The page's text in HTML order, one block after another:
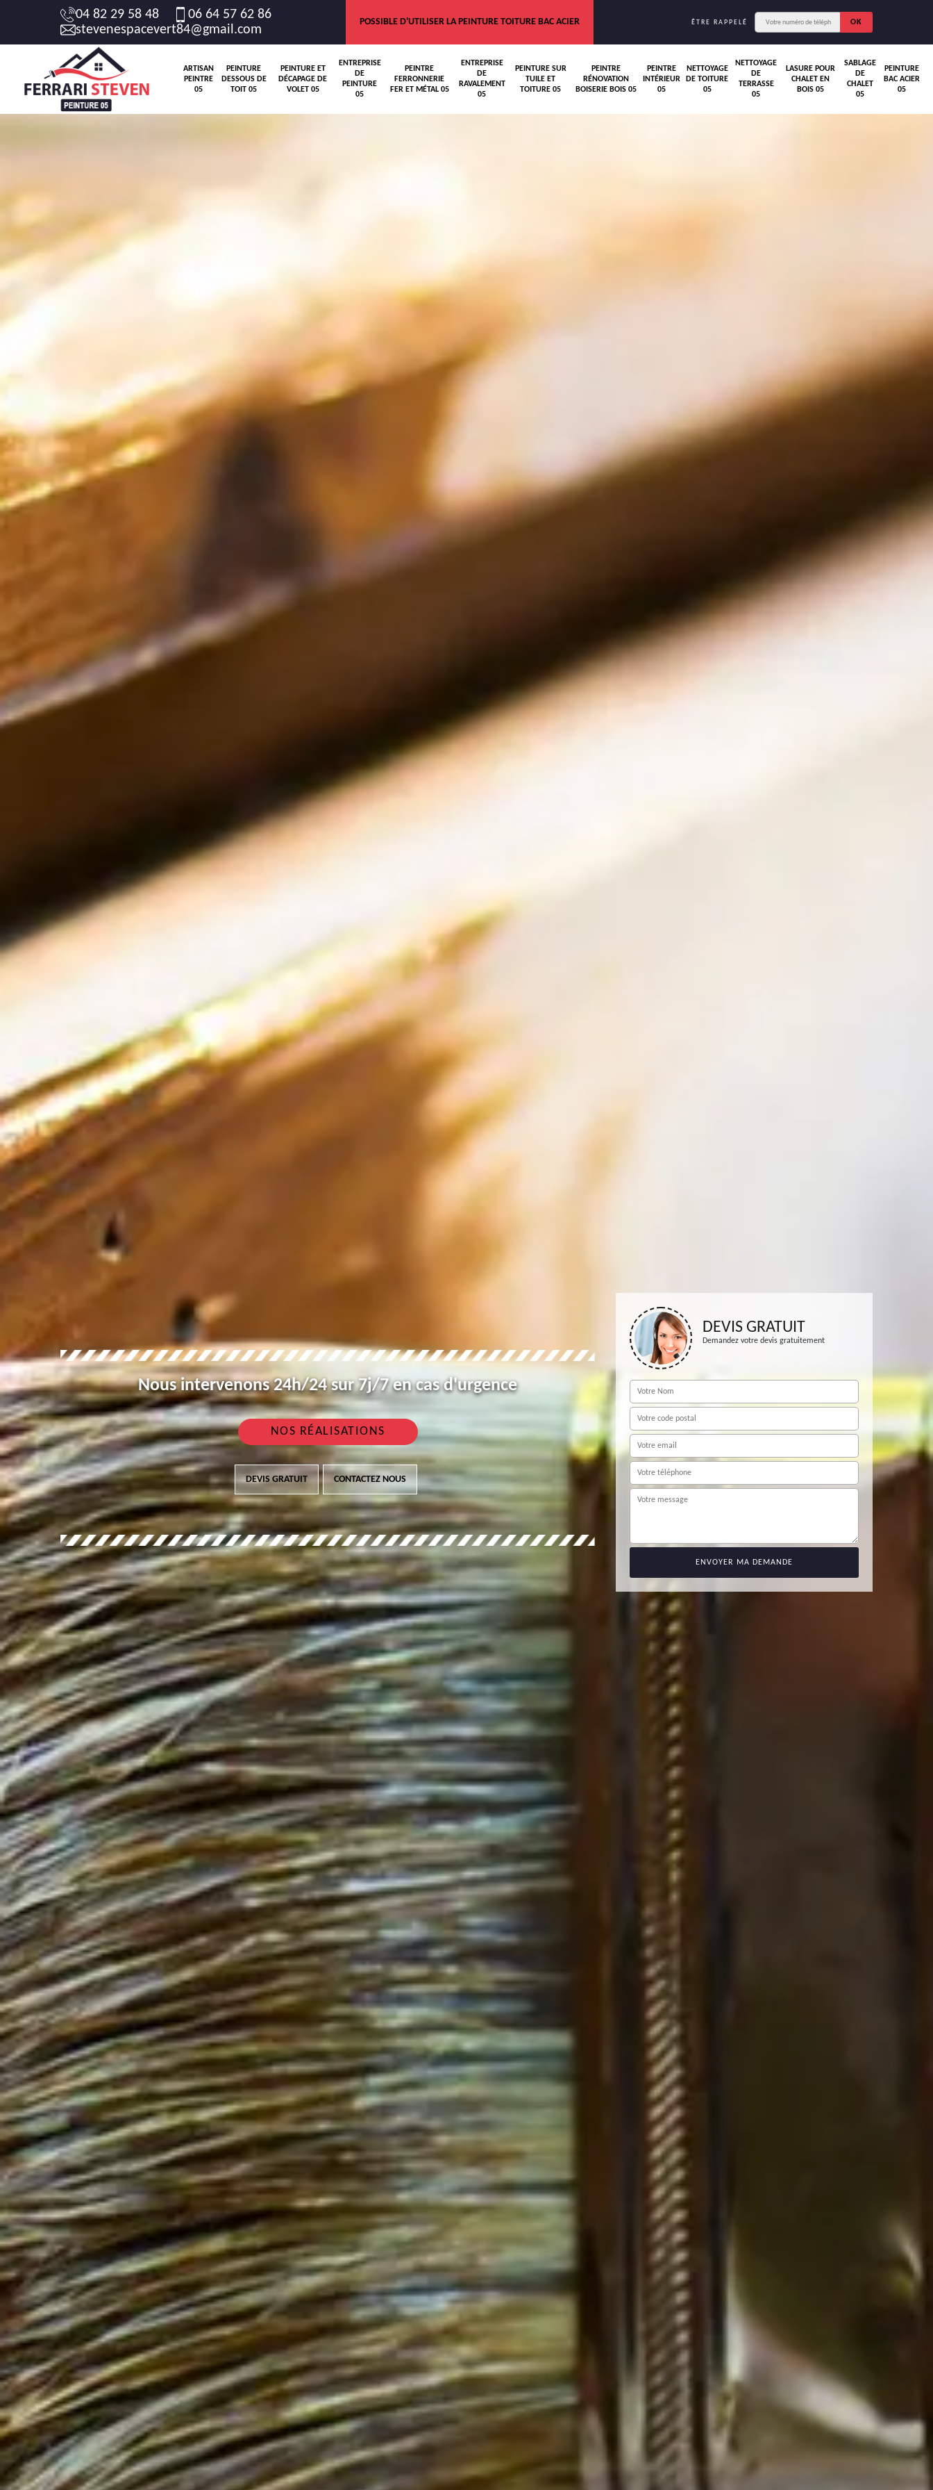
04 82 29 58 48
06 64 57 62 86
stevenespacevert84@gmail.com
POSSIBLE D'UTILISER LA PEINTURE TOITURE BAC ACIER ÊTRE RAPPELÉ
ARTISAN
PEINTRE
05
PEINTURE
DESSOUS DE
TOIT 05
PEINTURE ET
DÉCAPAGE DE
VOLET 05
ENTREPRISE
DE
PEINTURE
05
PEINTRE
FERRONNERIE
FER ET MÉTAL 05
ENTREPRISE
DE
RAVALEMENT
05
PEINTURE SUR
TUILE ET
TOITURE 05
PEINTRE
RÉNOVATION
BOISERIE BOIS 05
PEINTRE
INTÉRIEUR
05
NETTOYAGE
DE TOITURE
05
NETTOYAGE
DE
TERRASSE
05
LASURE POUR
CHALET EN
BOIS 05
SABLAGE
DE
CHALET
05
PEINTURE
BAC ACIER
05
Nous intervenons 24h/24 sur 7j/7 en cas d'urgence
NOS RÉALISATIONS
DEVIS GRATUIT CONTACTEZ NOUS
DEVIS GRATUIT
Demandez votre devis gratuitement